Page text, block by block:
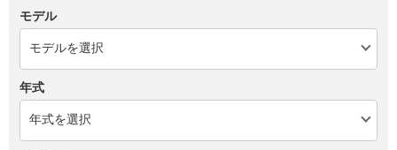
モデル
年式